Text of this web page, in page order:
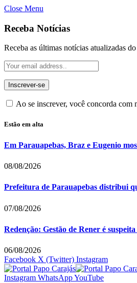
Close Menu
Receba Notícias
Receba as últimas notícias atualizadas
Ao se inscrever, você concorda com
Estão em alta
Em Parauapebas, Braz e Eugenio
08/08/2026
Prefeitura de Parauapebas distribui
07/08/2026
Redenção: Gestão de Rener é
06/08/2026
Facebook X (Twitter) Instagram
Instagram WhatsAppYouTube